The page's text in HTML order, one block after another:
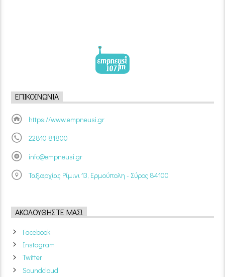
ΕΠΙΚΟΙΝΩΝΊΑ
https://www.empneusi.gr
22810 81800
info@empneusi.gr
Ταξιαρχίας Ρίμινι 13, Ερμούπολη - Σύρος 84100
ΑΚΟΛΟΥΘΉΣΤΕ ΜΑΣ!
Facebook
Instagram
Twitter
Soundcloud